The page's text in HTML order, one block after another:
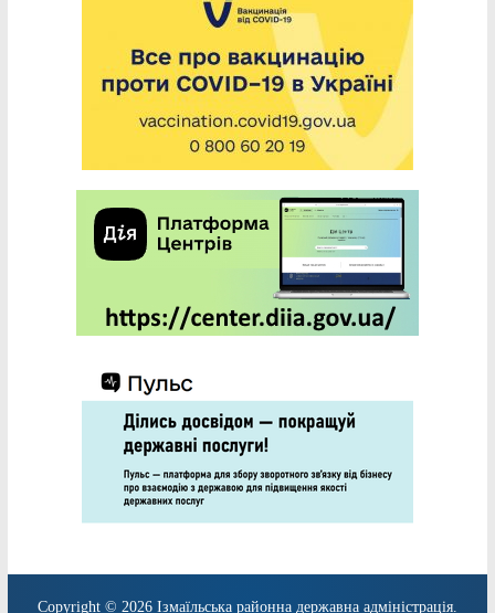
Copyright © 2026 Ізмаїльська районна державна адміністрація.